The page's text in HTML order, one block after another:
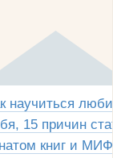
научиться
15 причин
книг и